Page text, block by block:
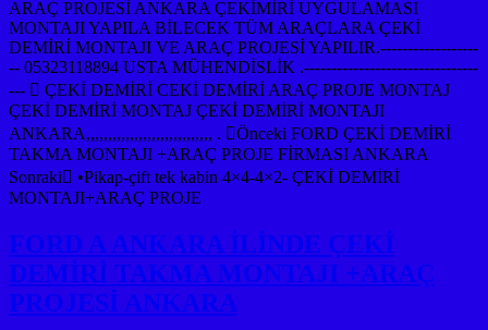
FORD A ANKARA İLİNDE ÇEKİ
DEMİRİ TAKMA MONTAJI +ARAÇ
PROJESİ ANKARA